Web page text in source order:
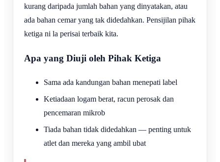
kurang daripada jumlah bahan yang dinyatakan, atau
ada bahan cemar yang tak didedahkan. Pensijilan pihak
ketiga ni la perisai terbaik kita.
Apa yang Diuji oleh Pihak Ketiga
Sama ada kandungan bahan menepati label
Ketiadaan logam berat, racun perosak dan
pencemaran mikrob
Tiada bahan tidak didedahkan — penting untuk
atlet dan mereka yang ambil ubat